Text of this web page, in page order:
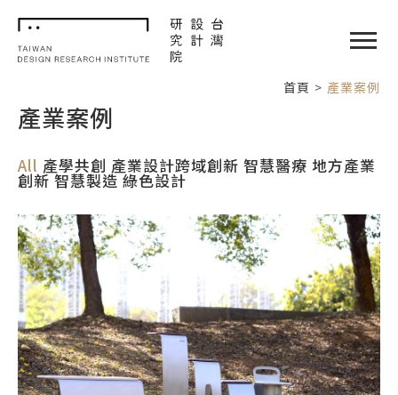
TDRI
單
首頁 產業案例
產業案例
All 產學共創 產業設計跨域創新 智慧醫療 地方產業
創新智慧製造綠色設計